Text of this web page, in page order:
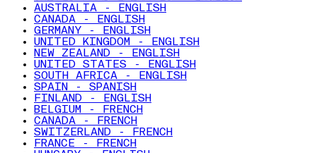
AUSTRALIA - ENGLISH
CANADA - ENGLISH
GERMANY - ENGLISH
UNITED KINGDOM - ENGLISH
NEW ZEALAND - ENGLISH
UNITED STATES - ENGLISH
SOUTH AFRICA - ENGLISH
SPAIN - SPANISH
FINLAND - ENGLISH
BELGIUM - FRENCH
CANADA - FRENCH
SWITZERLAND - FRENCH
FRANCE - FRENCH